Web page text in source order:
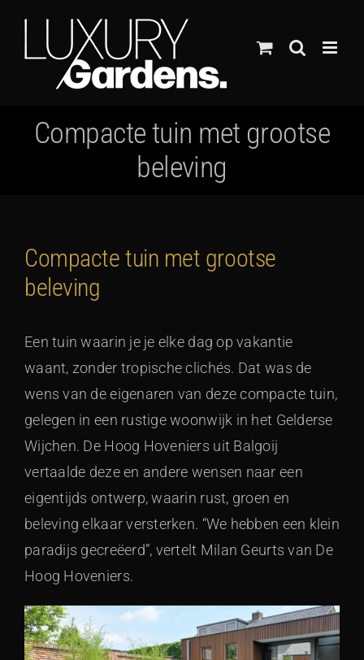
inhoud
Compacte tuin met grootse
beleving
Compacte tuin met grootse
beleving
Een tuin waarin je je elke dag op vakantie
waant, zonder tropische clichés. Dat was de
wens van de eigenaren van deze compacte tuin,
gelegen in een rustige woonwijk in het Gelderse
Wijchen. De Hoog Hoveniers uit Balgoij
vertaalde deze en andere wensen naar een
eigentijds ontwerp, waarin rust, groen en
beleving elkaar versterken. “We hebben een klein
paradijs gecreëerd”, vertelt Milan Geurts van De
Hoog Hoveniers.